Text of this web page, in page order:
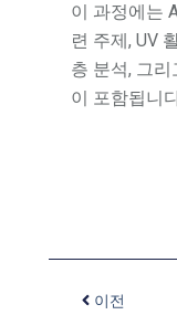
이 과정에는
련 주제, UV
층 분석, 그
이 포함됩니
이전